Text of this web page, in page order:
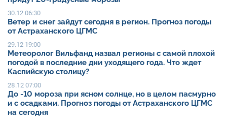
30.12 06:30
Ветер и снег зайдут сегодня в регион. Прогноз погоды
от Астраханского ЦГМС
29.12 19:00
Метеоролог Вильфанд назвал регионы с самой плохой
погодой в последние дни уходящего года. Что ждет
Каспийскую столицу?
28.12 07:00
До -10 мороза при ясном солнце, но в целом пасмурно
и с осадками. Прогноз погоды от Астраханского ЦГМС
на сегодня